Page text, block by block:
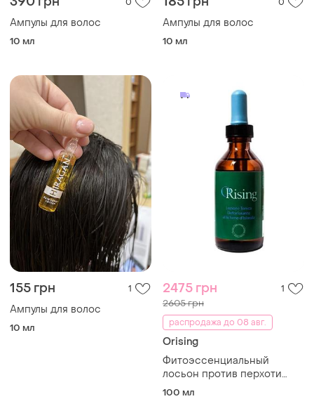
Ампулы для волос
10 мл
Ампулы для волос
10 мл
155 грн 1
Ампулы для волос
10 мл
2475 грн 1
2605 грн
распродажа до 08 авг.
Orising
Фитоэссенциальный
лосьон против перхоти
orising
100 мл